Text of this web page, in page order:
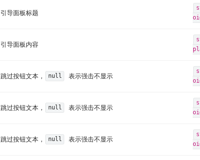
引导面板标题
引导面板内容
跳过按钮文本， null 表示强击不显示
跳过按钮文本， null 表示强击不显示
跳过按钮文本， null 表示强击不显示